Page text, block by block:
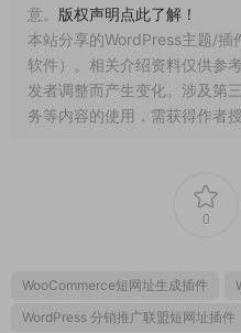
意。 版权声明点此了解！
本站分享的WordPress主题/插
软件）。相关介绍资料仅供参
发者调整而产生变化。涉及第
务等内容的使用，需获得作者授
0
WooCommerce短网址生成插件
WordPress 分销推广联盟短网址插件